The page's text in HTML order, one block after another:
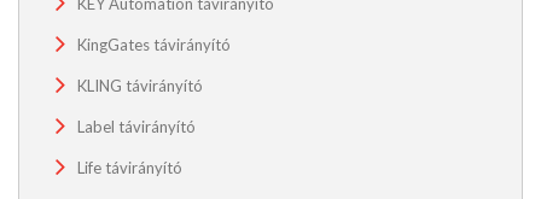
KEY Automation távirányító
KingGates távirányító
KLING távirányító
Label távirányító
Life távirányító